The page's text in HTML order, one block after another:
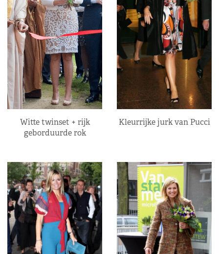
Witte twinset + rijk
geborduurde rok
Kleurrijke jurk van Pucci